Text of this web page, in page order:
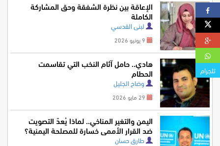
الإعاقة بين نظرة الشفقة وحق المشاركة
الكاملة
لبنى القدسي
هادي.. حامل آثام النخب التي تقاسمت
الحطام
وضاح الجليل
اليمن والتغير المناخي.. لماذا يُعدّ التصويت
ضد القرار الأممي خسارة للمصلحة اليمنية؟
طارق حسان
تلجرام